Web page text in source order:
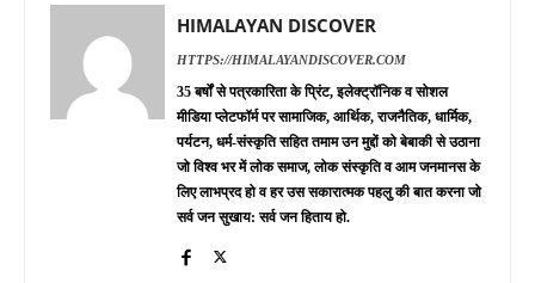
HIMALAYAN DISCOVER
HTTPS://HIMALAYANDISCOVER.COM
35 बर्षों से पत्रकारिता के प्रिंट, इलेक्ट्रॉनिक व सोशल
मीडिया प्लेटफॉर्म पर सामाजिक, आर्थिक, राजनैतिक, धार्मिक,
पर्यटन, धर्म-संस्कृति सहित तमाम उन मुद्दों को बेबाकी से उठाना
जो विश्व भर में लोक समाज, लोक संस्कृति व आम जनमानस के
लिए लाभप्रद हो व हर उस सकारात्मक पहलु की बात करना जो
सर्व जन सुखाय: सर्व जन हिताय हो.